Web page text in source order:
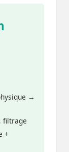
→
filtrage
+